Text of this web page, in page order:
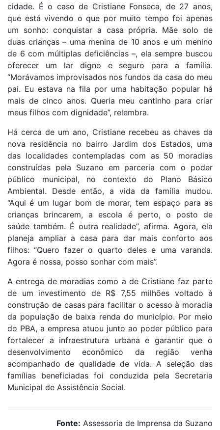
cidade. É o caso de Cristiane Fonseca, de 27 anos,
que está vivendo o que por muito tempo foi apenas
um sonho: conquistar a casa própria. Mãe solo de
duas crianças – uma menina de 10 anos e um menino
de 6 com múltiplas deficiências –, ela sempre buscou
oferecer um lar digno e seguro para a família.
“Morávamos improvisados nos fundos da casa do meu
pai. Eu estava na fila por uma habitação popular há
mais de cinco anos. Queria meu cantinho para criar
meus filhos com dignidade”, relembra.
Há cerca de um ano, Cristiane recebeu as chaves da
nova residência no bairro Jardim dos Estados, uma
das localidades contempladas com as 50 moradias
construídas pela Suzano em parceria com o poder
público municipal, no contexto do Plano Básico
Ambiental. Desde então, a vida da família mudou.
“Aqui é um lugar bom de morar, tem espaço para as
crianças brincarem, a escola é perto, o posto de
saúde também. É outra realidade”, afirma. Agora, ela
planeja ampliar a casa para dar mais conforto aos
filhos: “Quero fazer o quarto deles e uma varanda.
Agora é nossa, posso sonhar com mais”.
A entrega de moradias como a de Cristiane faz parte
de um investimento de R$ 7,55 milhões voltado à
construção de casas para facilitar o acesso à moradia
da população de baixa renda do município. Por meio
do PBA, a empresa atuou junto ao poder público para
fortalecer a infraestrutura urbana e garantir que o
desenvolvimento econômico da região venha
acompanhado de qualidade de vida. A seleção das
famílias beneficiadas foi conduzida pela Secretaria
Municipal de Assistência Social.
Fonte: Assessoria de Imprensa da Suzano